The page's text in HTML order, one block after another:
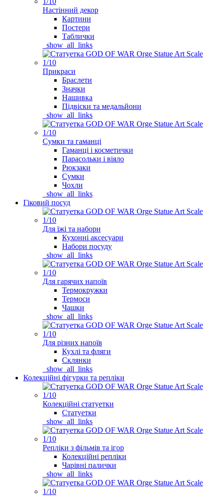
Настінний декор
Картини
Постери
Таблички
_show_all_links
Прикраси
Браслети
Значки
Нашивка
Підвіски та медальйони
_show_all_links
Сумки та гаманці
Гаманці і косметички
Парасольки і віяло
Рюкзаки
Сумки
Чохли
_show_all_links
Гіковий посуд
Для їжі та набори
Кухонні аксесуари
Набори посуду
_show_all_links
Для гарячих напоїв
Термокружки
Термоси
Чашки
_show_all_links
Для різних напоїв
Кухлі та фляги
Склянки
_show_all_links
Колекційні фігурки та репліки
Колекційні статуетки
Статуетки
_show_all_links
Репліки з фільмів та ігор
Колекційні репліки
Чарівні палички
_show_all_links